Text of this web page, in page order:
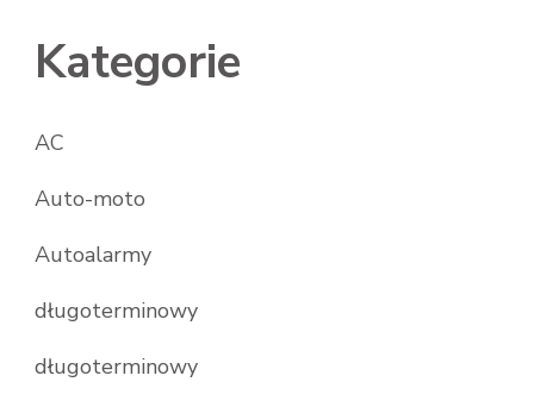
Kategorie
AC
Auto-moto
Autoalarmy
długoterminowy
długoterminowy